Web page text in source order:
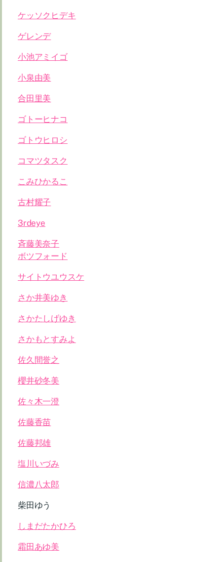
ケッソクヒデキ
ゲレンデ
小池アミイゴ
小泉由美
合田里美
ゴトーヒナコ
ゴトウヒロシ
コマツタスク
こみひかるこ
古村耀子
3rdeye
斉藤美奈子
ボツフォード
サイトウユウスケ
さか井美ゆき
さかたしげゆき
さかもとすみよ
佐久間誉之
櫻井砂冬美
佐々木一澄
佐藤香苗
佐藤邦雄
塩川いづみ
信濃八太郎
柴田ゆう
しまだたかひろ
霜田あゆ美